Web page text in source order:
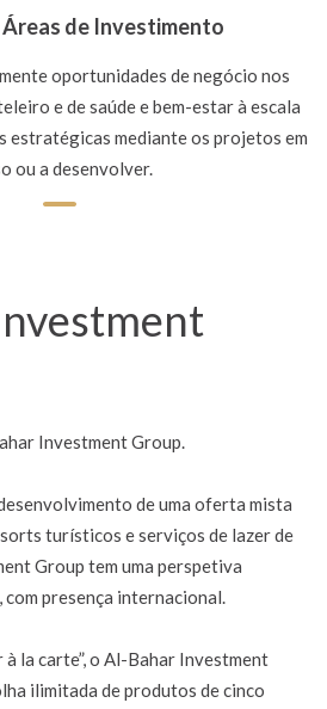
de Investimento
oportunidades de negócio nos
e de saúde e bem-estar à escala
estratégicas mediante os projetos em
ou a desenvolver.
Investment Group.
de uma oferta mista
turísticos e serviços de lazer de
Group tem uma perspetiva
presença internacional.
à la carte”, o Al-Bahar Investment
ilimitada de produtos de cinco